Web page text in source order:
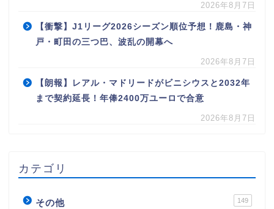
2026年8月7日
【衝撃】J1リーグ2026シーズン順位予想！鹿島・神
戸・町田の三つ巴、波乱の開幕へ
2026年8月7日
【朗報】レアル・マドリードがビニシウスと2032年
まで契約延長！年俸2400万ユーロで合意
2026年8月7日
カテゴリ
その他 149